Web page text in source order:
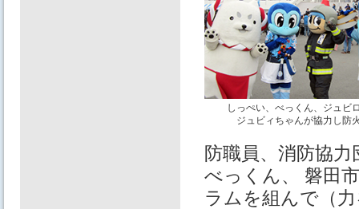
しっぺい、べっくん、ジュビ
ジュビィちゃんが協力し防
防職員、消防協
べっくん、 磐田
ラムを組んで（